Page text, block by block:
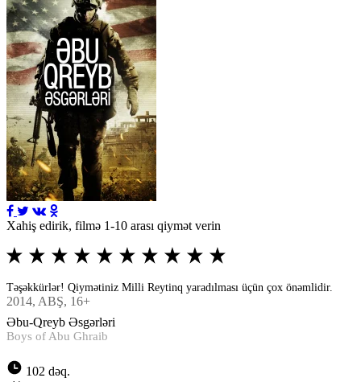
Xahiş edirik, filmə 1-10 arası qiymət verin
Təşəkkürlər! Qiymətiniz Milli Reytinq yaradılması üçün çox önəmlidir.
2014, ABŞ, 16+
Əbu-Qreyb Əsgərləri
Boys of Abu Ghraib
102 dəq.